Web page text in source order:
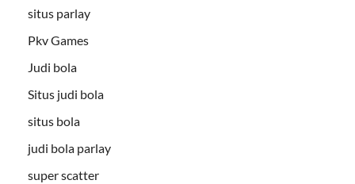
situs parlay
Pkv Games
Judi bola
Situs judi bola
situs bola
judi bola parlay
super scatter